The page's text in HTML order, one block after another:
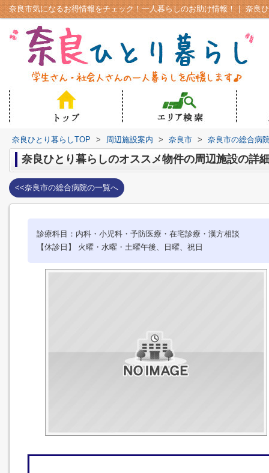
奈良ひとり暮らしTOP > 周辺施設案内 > 奈良市 > 奈良市の総合病
奈良ひとり暮らしのオススメ物件の周辺施設の詳
<<奈良市の総合病院の一覧へ
診療科目：内科・小児科・予防医療・在宅診療・漢方相談
【休診日】 火曜・水曜・土曜午後、日曜、祝日